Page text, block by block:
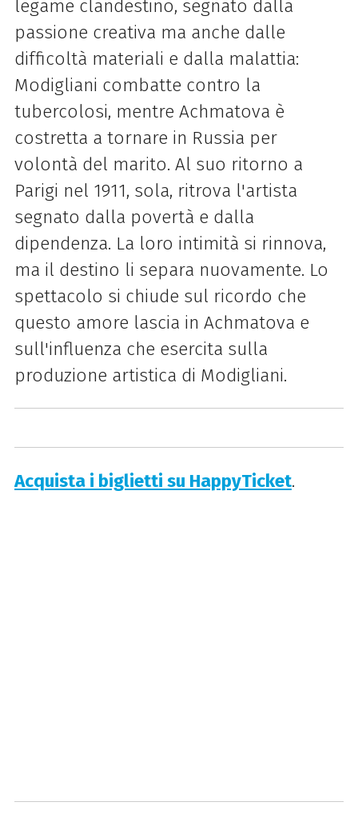
legame clandestino, segnato dalla
passione creativa ma anche dalle
difficoltà materiali e dalla malattia:
Modigliani combatte contro la
tubercolosi, mentre Achmatova è
costretta a tornare in Russia per
volontà del marito. Al suo ritorno a
Parigi nel 1911, sola, ritrova l'artista
segnato dalla povertà e dalla
dipendenza. La loro intimità si rinnova,
ma il destino li separa nuovamente. Lo
spettacolo si chiude sul ricordo che
questo amore lascia in Achmatova e
sull'influenza che esercita sulla
produzione artistica di Modigliani.
Acquista i biglietti su HappyTicket.